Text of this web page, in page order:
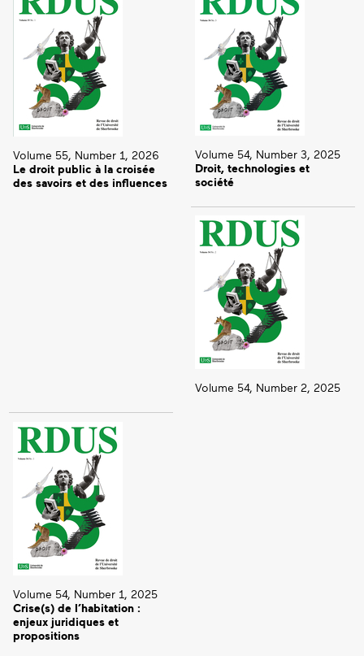
Volume 55, Number 1, 2026
Le droit public à la croisée
des savoirs et des influences
Volume 54, Number 3, 2025
Droit, technologies et
société
Volume 54, Number 2, 2025
Volume 54, Number 1, 2025
Crise(s) de l’habitation :
enjeux juridiques et
propositions